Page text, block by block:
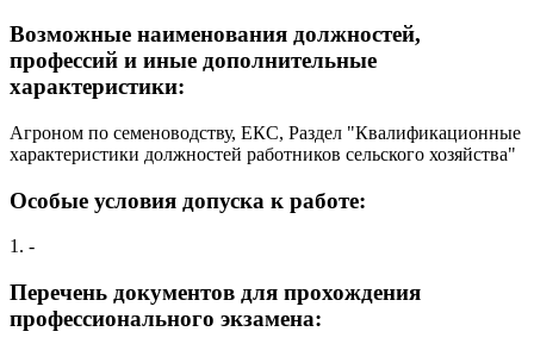
Возможные наименования должностей,
профессий и иные дополнительные
характеристики:
Агроном по семеноводству, ЕКС, Раздел "Квалификационные
характеристики должностей работников сельского хозяйства"
Особые условия допуска к работе:
1. -
Перечень документов для прохождения
профессионального экзамена: